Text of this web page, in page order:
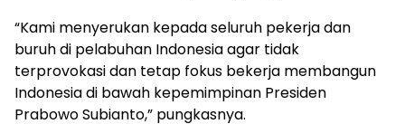
“Kami menyerukan kepada seluruh pekerja dan
buruh di pelabuhan Indonesia agar tidak
terprovokasi dan tetap fokus bekerja membangun
Indonesia di bawah kepemimpinan Presiden
Prabowo Subianto,” pungkasnya.